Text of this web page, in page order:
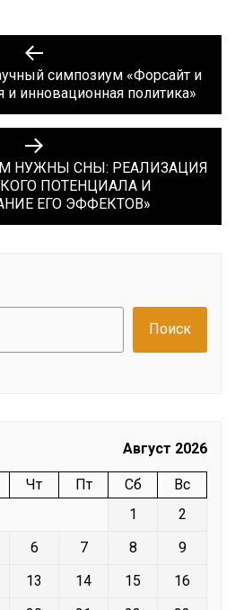
Previous
post:
симпозиум «Форсайт и
и инновационная политика»
Next
post:
НУЖНЫ СНЫ: РЕАЛИЗАЦИЯ
ПОТЕНЦИАЛА И
ЕГО ЭФФЕКТОВ»
Поиск
Август 2026
Чт Пт Сб
Вс
1
2
6 7 8
9
13 14 15
16